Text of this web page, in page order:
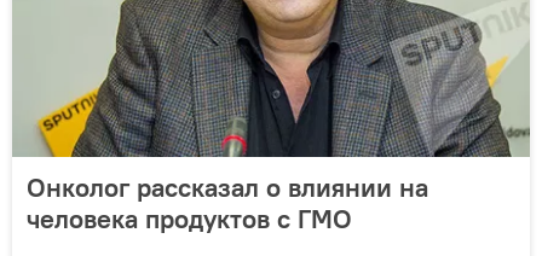
Онколог рассказал о влиянии на
человека продуктов с ГМО